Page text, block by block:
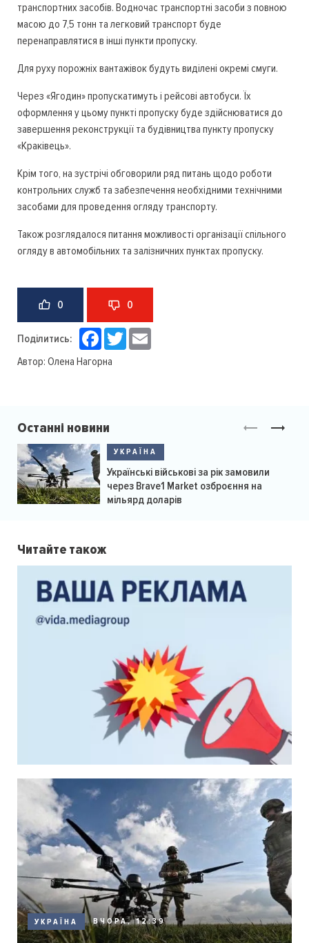
транспортних засобів. Водночас транспортні засоби з повною
масою до 7,5 тонн та легковий транспорт буде
перенаправлятися в інші пункти пропуску.
Для руху порожніх вантажівок будуть виділені окремі смуги.
Через «Ягодин» пропускатимуть і рейсові автобуси. Їх
оформлення у цьому пункті пропуску буде здійснюватися до
завершення реконструкції та будівництва пункту пропуску
«Краківець».
Крім того, на зустрічі обговорили ряд питань щодо роботи
контрольних служб та забезпечення необхідними технічними
засобами для проведення огляду транспорту.
Також розглядалося питання можливості організації спільного
огляду в автомобільних та залізничних пунктах пропуску.
0 0
Поділитись: Facebook
Twitter
Автор: Олена Нагорна
Останні новини
УКРАЇНА
Українські військові за рік замовили
через Brave1 Market озброєння на
мільярд доларів
Читайте також
УКРАЇНА ВЧОРА, 12:39